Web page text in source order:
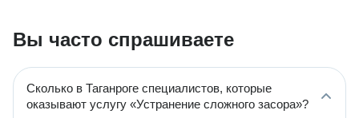
Вы часто спрашиваете
Сколько в Таганроге специалистов, которые
оказывают услугу «Устранение сложного засора»?